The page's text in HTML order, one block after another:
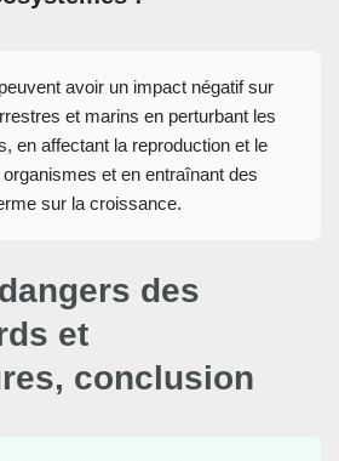
avoir un impact négatif sur
et marins en perturbant les
en affectant la reproduction et le
et en entraînant des
sur la croissance.
des
et
conclusion